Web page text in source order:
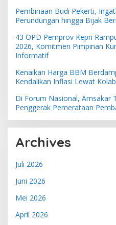
Pembinaan Budi Pekerti,
Perundungan hingga Bijak
43 OPD Pemprov Kepri
2026, Komitmen Pimpinan
Informatif
Kenaikan Harga BBM
Kendalikan Inflasi Lewat
Di Forum Nasional, Amsakar
Penggerak Pemerataan
Archives
Juli 2026
Juni 2026
Mei 2026
April 2026